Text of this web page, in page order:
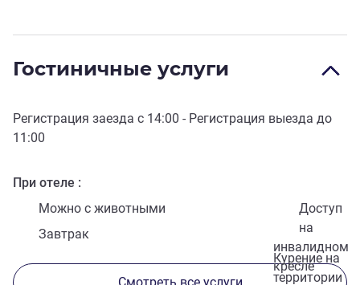
Гостиничные услуги
Регистрация заезда с 14:00 - Регистрация выезда до
11:00
При отеле
Можно с животными
Доступ
на
инвалидном
кресле
Завтрак
Курение на
территории